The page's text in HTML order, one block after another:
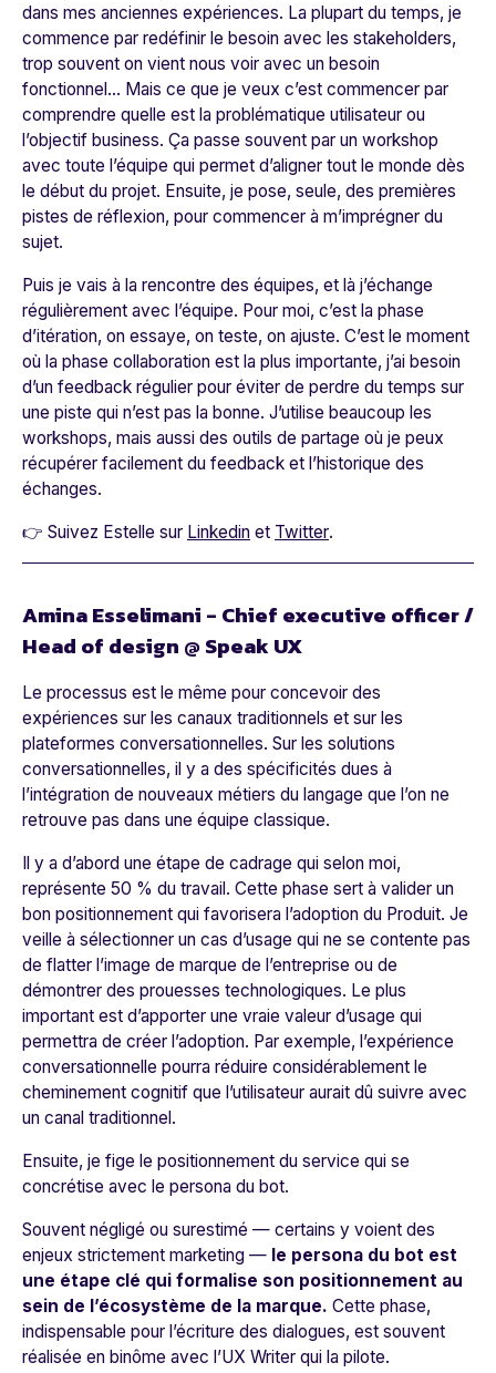
dans mes anciennes expériences. La plupart du temps, je
commence par redéfinir le besoin avec les stakeholders,
trop souvent on vient nous voir avec un besoin
fonctionnel... Mais ce que je veux c’est commencer par
comprendre quelle est la problématique utilisateur ou
l’objectif business. Ça passe souvent par un workshop
avec toute l’équipe qui permet d’aligner tout le monde dès
le début du projet. Ensuite, je pose, seule, des premières
pistes de réflexion, pour commencer à m’imprégner du
sujet.
Puis je vais à la rencontre des équipes, et là j’échange
régulièrement avec l’équipe. Pour moi, c’est la phase
d’itération, on essaye, on teste, on ajuste. C’est le moment
où la phase collaboration est la plus importante, j’ai besoin
d’un feedback régulier pour éviter de perdre du temps sur
une piste qui n’est pas la bonne. J’utilise beaucoup les
workshops, mais aussi des outils de partage où je peux
récupérer facilement du feedback et l’historique des
échanges.
👉 Suivez Estelle sur Linkedin et Twitter.
Amina Esselimani - Chief executive officer /
Head of design @ Speak UX
Le processus est le même pour concevoir des
expériences sur les canaux traditionnels et sur les
plateformes conversationnelles. Sur les solutions
conversationnelles, il y a des spécificités dues à
l’intégration de nouveaux métiers du langage que l’on ne
retrouve pas dans une équipe classique.
Il y a d’abord une étape de cadrage qui selon moi,
représente 50 % du travail. Cette phase sert à valider un
bon positionnement qui favorisera l’adoption du Produit. Je
veille à sélectionner un cas d’usage qui ne se contente pas
de flatter l’image de marque de l’entreprise ou de
démontrer des prouesses technologiques. Le plus
important est d’apporter une vraie valeur d’usage qui
permettra de créer l’adoption. Par exemple, l’expérience
conversationnelle pourra réduire considérablement le
cheminement cognitif que l’utilisateur aurait dû suivre avec
un canal traditionnel.
Ensuite, je fige le positionnement du service qui se
concrétise avec le persona du bot.
Souvent négligé ou surestimé — certains y voient des
enjeux strictement marketing — le persona du bot est
une étape clé qui formalise son positionnement au
sein de l’écosystème de la marque. Cette phase,
indispensable pour l’écriture des dialogues, est souvent
réalisée en binôme avec l’UX Writer qui la pilote.